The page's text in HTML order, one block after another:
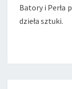
Batory i Perła
dzieła sztuki.